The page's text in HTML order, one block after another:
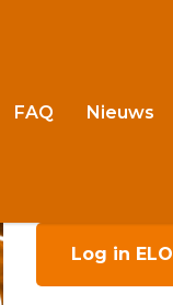
FAQ Nieuws
Log in ELO